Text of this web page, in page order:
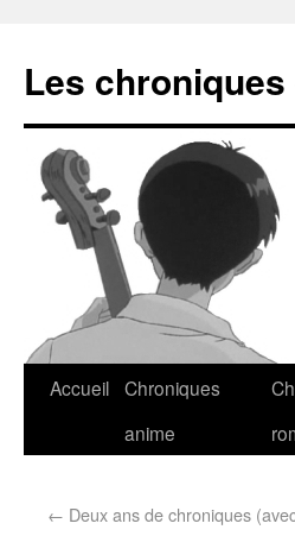
Les
Accueil Chroniques
anime
← Deux ans de chroniques